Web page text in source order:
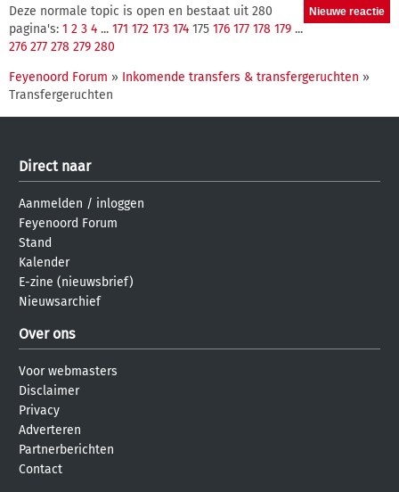
Deze normale topic is open en bestaat uit 280
pagina's: 1 2 3 4 ... 171 172 173 174 175 176 177 178 179 ...
276 277 278 279 280
Feyenoord Forum » Inkomende transfers & transfergeruchten »
Transfergeruchten
Direct naar
Aanmelden / inloggen
Feyenoord Forum
Stand
Kalender
E-zine (nieuwsbrief)
Nieuwsarchief
Over ons
Voor webmasters
Disclaimer
Privacy
Adverteren
Partnerberichten
Contact